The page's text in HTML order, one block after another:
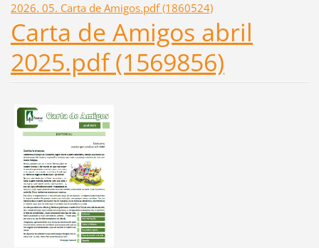
2026. 05. Carta de Amigos.pdf (1860524)
Carta de Amigos abril
2025.pdf (1569856)